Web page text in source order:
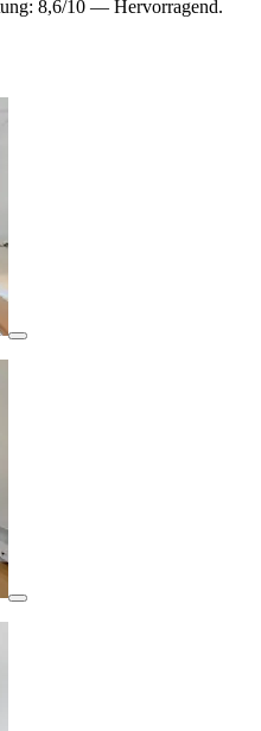
8,6/10 — Hervorragend.